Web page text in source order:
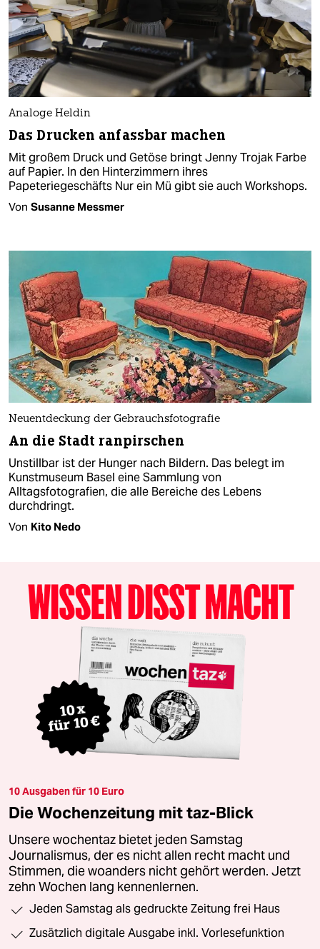
Analoge Heldin
Das Drucken anfassbar machen
Mit großem Druck und Getöse bringt Jenny Trojak Farbe
auf Papier. In den Hinterzimmern ihres
Papeteriegeschäfts Nur ein Mü gibt sie auch Workshops.
Von Susanne Messmer
Neuentdeckung der Gebrauchsfotografie
An die Stadt ranpirschen
Unstillbar ist der Hunger nach Bildern. Das belegt im
Kunstmuseum Basel eine Sammlung von
Alltagsfotografien, die alle Bereiche des Lebens
durchdringt.
Von Kito Nedo
10 Ausgaben für 10 Euro
Die Wochenzeitung mit taz-Blick
Unsere wochentaz bietet jeden Samstag
Journalismus, der es nicht allen recht macht und
Stimmen, die woanders nicht gehört werden. Jetzt
zehn Wochen lang kennenlernen.
Jeden Samstag als gedruckte Zeitung frei Haus
Zusätzlich digitale Ausgabe inkl. Vorlesefunktion